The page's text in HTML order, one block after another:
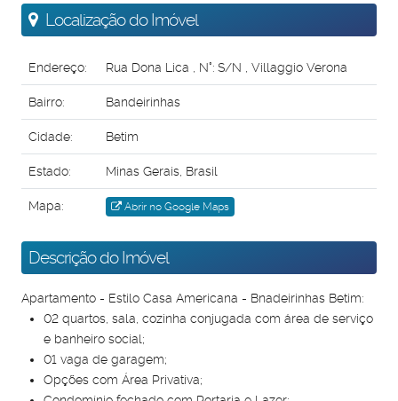
Localização do Imóvel
Endereço: Rua Dona Lica N°: S/N Villaggio Verona
Bairro: Bandeirinhas
Cidade: Betim
Estado: Minas Gerais, Brasil
Mapa: Abrir no Google Maps
Descrição do Imóvel
Apartamento - Estilo Casa Americana - Bnadeirinhas Betim:
02 quartos, sala, cozinha conjugada com área de serviço
e banheiro social;
01 vaga de garagem;
Opções com Área Privativa;